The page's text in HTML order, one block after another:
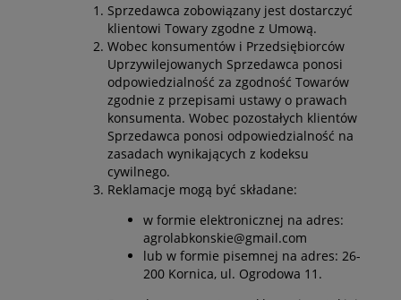
Sprzedawca zobowiązany jest dostarczyć
klientowi Towary zgodne z Umową.
Wobec konsumentów i Przedsiębiorców
Uprzywilejowanych Sprzedawca ponosi
odpowiedzialność za zgodność Towarów
zgodnie z przepisami ustawy o prawach
konsumenta. Wobec pozostałych klientów
Sprzedawca ponosi odpowiedzialność na
zasadach wynikających z kodeksu
cywilnego.
Reklamacje mogą być składane:
w formie elektronicznej na adres:
agrolabkonskie@gmail.com
lub w formie pisemnej na adres: 26-
200 Kornica, ul. Ogrodowa 11.